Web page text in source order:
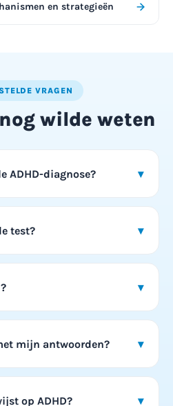
en strategieën
VRAGEN
wilde weten
ADHD-diagnose? ▾
psycholoog of psychiater
vaststellen na uitgebreid
test? ▾
23 vragen en duurt
▾
gratis.
mijn antwoorden? ▾
direct verwerkt tot een
op ADHD? ▾